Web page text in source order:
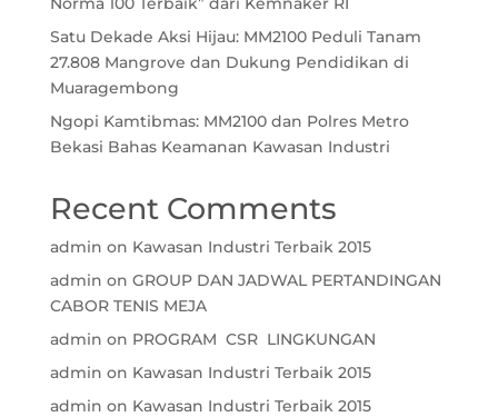
Satu Dekade Aksi Hijau: MM2100 Peduli Tanam
27.808 Mangrove dan Dukung Pendidikan di
Muaragembong
Ngopi Kamtibmas: MM2100 dan Polres Metro
Bekasi Bahas Keamanan Kawasan Industri
Recent Comments
admin on Kawasan Industri Terbaik 2015
admin on GROUP DAN JADWAL PERTANDINGAN
CABOR TENIS MEJA
admin on PROGRAM CSR LINGKUNGAN
admin on Kawasan Industri Terbaik 2015
admin on Kawasan Industri Terbaik 2015